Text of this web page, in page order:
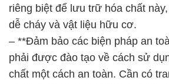
riêng biệt để lưu trữ hóa chất
dễ cháy và vật liệu hữu cơ.
– **Đảm bảo các biện pháp an
phải được đào tạo về cách sử
chất một cách an toàn. Cần có